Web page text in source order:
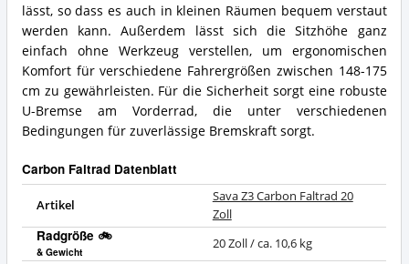
lässt, so dass es auch in kleinen Räumen bequem verstaut
werden kann. Außerdem lässt sich die Sitzhöhe ganz
einfach ohne Werkzeug verstellen, um ergonomischen
Komfort für verschiedene Fahrergrößen zwischen 148-175
cm zu gewährleisten. Für die Sicherheit sorgt eine robuste
U-Bremse am Vorderrad, die unter verschiedenen
Bedingungen für zuverlässige Bremskraft sorgt.
Carbon Faltrad Datenblatt
Artikel
Sava Z3 Carbon Faltrad 20
Zoll
Radgröße 🚲
& Gewicht
20 Zoll / ca. 10,6 kg